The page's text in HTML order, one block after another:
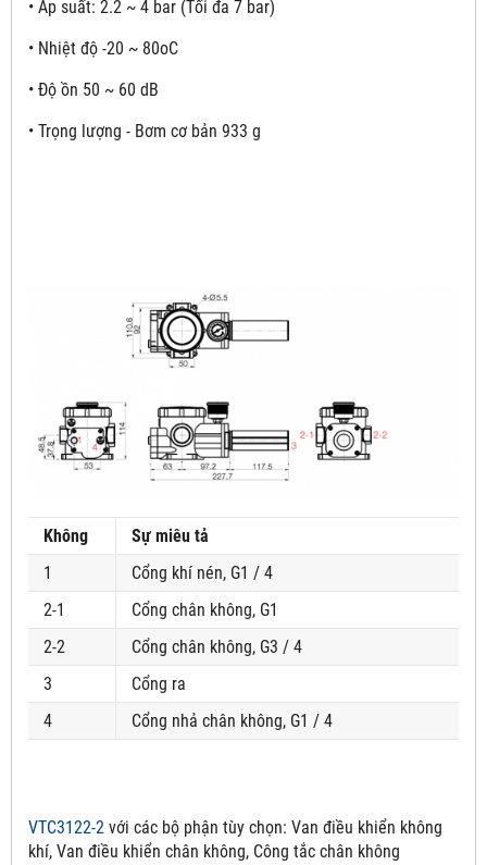
• Áp suất: 2.2 ~ 4 bar (Tối đa 7 bar)
• Nhiệt độ -20 ~ 80oC
• Độ ồn 50 ~ 60 dB
• Trọng lượng - Bơm cơ bản 933 g
Không
Sự miêu tả
1
Cổng khí nén, G1 / 4
2-1
Cổng chân không, G1
2-2
Cổng chân không, G3 / 4
3
Cổng ra
4
Cổng nhả chân không, G1 / 4
VTC3122-2 với các bộ phận tùy chọn: Van điều khiển không
khí, Van điều khiển chân không, Công tắc chân không